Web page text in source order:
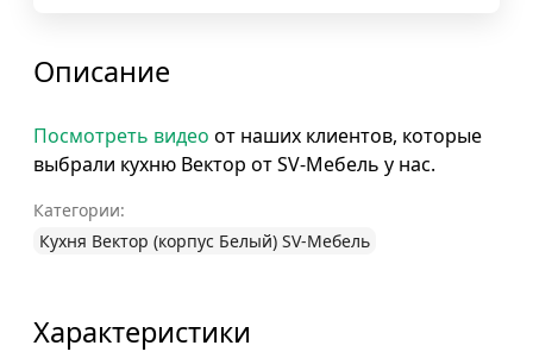
Описание
Посмотреть видео от наших клиентов, которые
выбрали кухню Вектор от SV-Мебель у нас.
Категории:
Кухня Вектор (корпус Белый) SV-Мебель
Характеристики